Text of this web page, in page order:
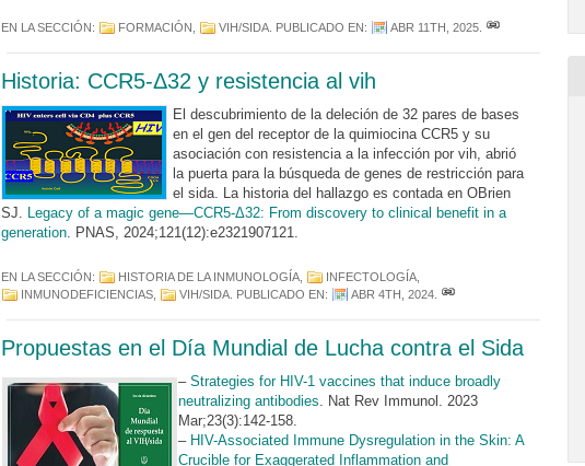
EN LA SECCIÓN: FORMACIÓN VIH/SIDA. PUBLICADO EN: ABR 11TH, 2025.
Historia: CCR5-Δ32 y resistencia al vih
El descubrimiento de la deleción de 32 pares de bases
en el gen del receptor de la quimiocina CCR5 y su
asociación con resistencia a la infección por vih, abrió
la puerta para la búsqueda de genes de restricción para
el sida. La historia del hallazgo es contada en OBrien
SJ. Legacy of a magic gene—CCR5-Δ32: From discovery to clinical benefit in a
generation. PNAS, 2024;121(12):e2321907121.
EN LA SECCIÓN: HISTORIA DE LA INMUNOLOGÍA, INFECTOLOGÍA,
INMUNODEFICIENCIAS, VIH/SIDA. PUBLICADO EN: ABR 4TH, 2024.
Propuestas en el Día Mundial de Lucha contra el Sida
– Strategies for HIV-1 vaccines that induce broadly
neutralizing antibodies. Nat Rev Immunol. 2023
Mar;23(3):142-158.
– HIV-Associated Immune Dysregulation in the Skin: A
Crucible for Exaggerated Inflammation and